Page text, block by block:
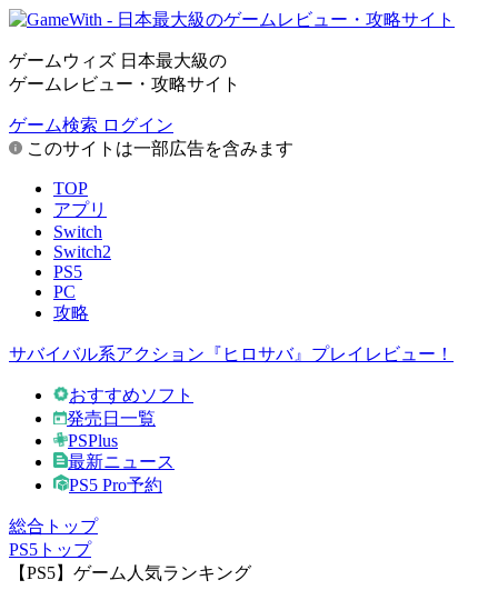
ゲームウィズ 日本最大級の
ゲームレビュー・攻略サイト
ゲーム検索 ログイン
このサイトは一部広告を含みます
TOP
アプリ
Switch
Switch2
PS5
PC
攻略
サバイバル系アクション『ヒロサバ』プレイレビュー！
おすすめソフト
発売日一覧
PSPlus
最新ニュース
PS5 Pro予約
総合トップ
PS5トップ
【PS5】ゲーム人気ランキング